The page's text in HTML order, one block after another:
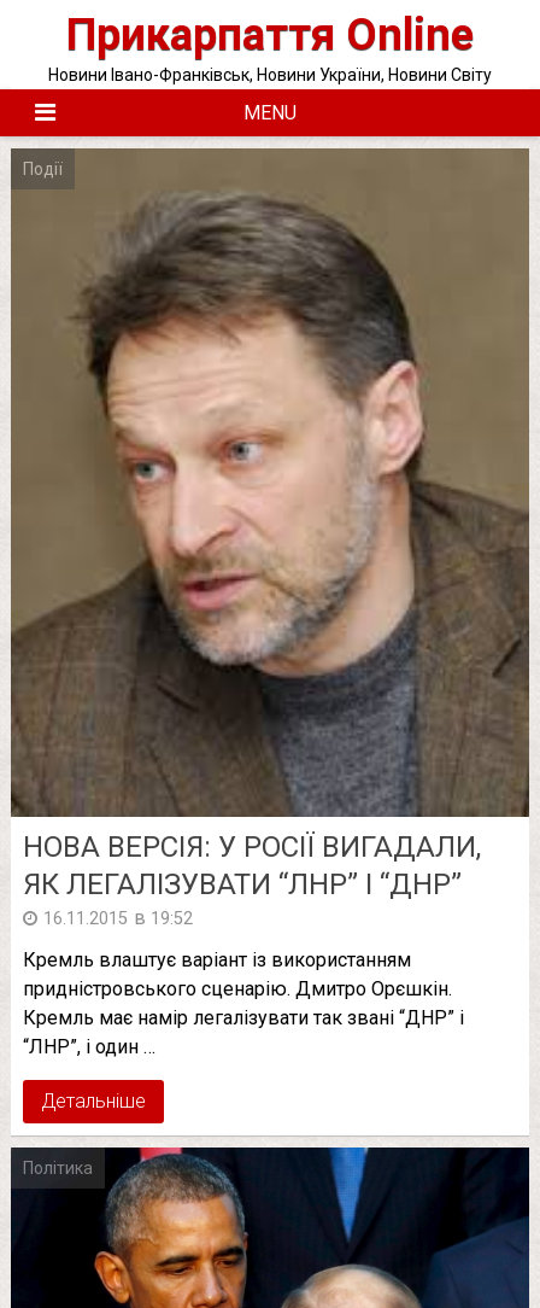
Прикарпаття Online
Новини Івано-Франківськ, Новини України, Новини Світу
MENU
Події
НОВА ВЕРСІЯ: У РОСІЇ ВИГАДАЛИ,
ЯК ЛЕГАЛІЗУВАТИ “ЛНР” І “ДНР”
16.11.2015 в 19:52
Кремль влаштує варіант із використанням
придністровського сценарію. Дмитро Орєшкін.
Кремль має намір легалізувати так звані “ДНР” і
“ЛНР”, і один …
Детальніше
Політика
Posts
pagination